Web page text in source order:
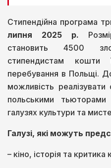
Стипендійна програма
липня 2025 р.
становить 4500
стипендистам кошти
перебування в Польщі.
можливість реалізувати
польськими
галузях культури та
Галузі, які можуть
– кіно, історія та критика